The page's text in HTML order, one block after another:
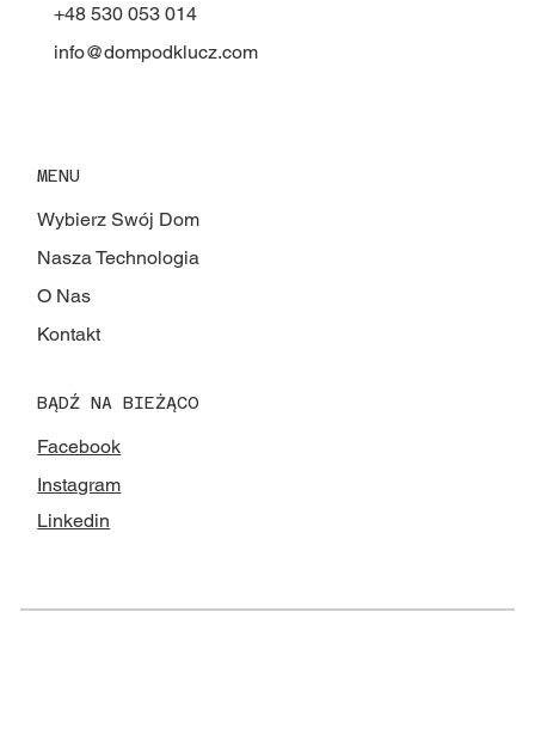
+48 530 053 014
info@dompodklucz.com
MENU
Wybierz Swój Dom
Nasza Technologia
O Nas
Kontakt
BĄDŹ NA BIEŻĄCO
Facebook
Instagram
Linkedin